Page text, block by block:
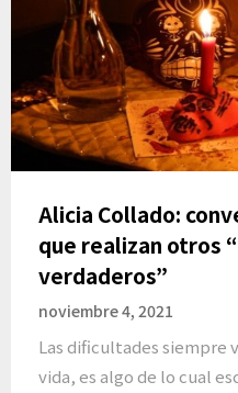
Alicia Collado:
que realizan otros
verdaderos”
noviembre 4, 2021
Las dificultades siempre
vida, es algo de lo cual